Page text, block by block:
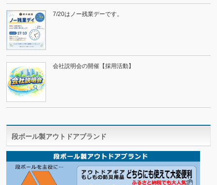
7/20はノー残業デーです。
会社説明会の開催【採用活動】
段ボール製アウトドアブランド